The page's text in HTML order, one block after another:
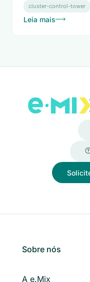
cluster-control-tower
Leia mais
Sobre nós
A e.Mix